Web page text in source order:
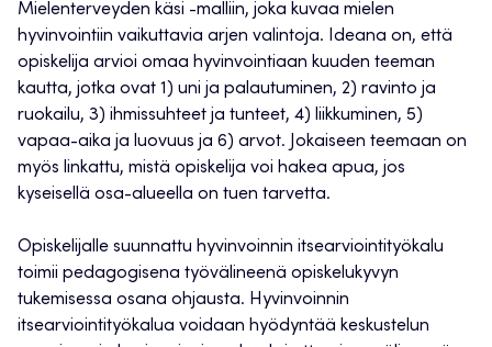
Mielenterveyden käsi -malliin, joka kuvaa mielen
hyvinvointiin vaikuttavia arjen valintoja. Ideana on, että
opiskelija arvioi omaa hyvinvointiaan kuuden teeman
kautta, jotka ovat 1) uni ja palautuminen, 2) ravinto ja
ruokailu, 3) ihmissuhteet ja tunteet, 4) liikkuminen, 5)
vapaa-aika ja luovuus ja 6) arvot. Jokaiseen teemaan on
myös linkattu, mistä opiskelija voi hakea apua, jos
kyseisellä osa-alueella on tuen tarvetta.
Opiskelijalle suunnattu hyvinvoinnin itsearviointityökalu
toimii pedagogisena työvälineenä opiskelukyvyn
tukemisessa osana ohjausta. Hyvinvoinnin
itsearviointityökalua voidaan hyödyntää keskustelun